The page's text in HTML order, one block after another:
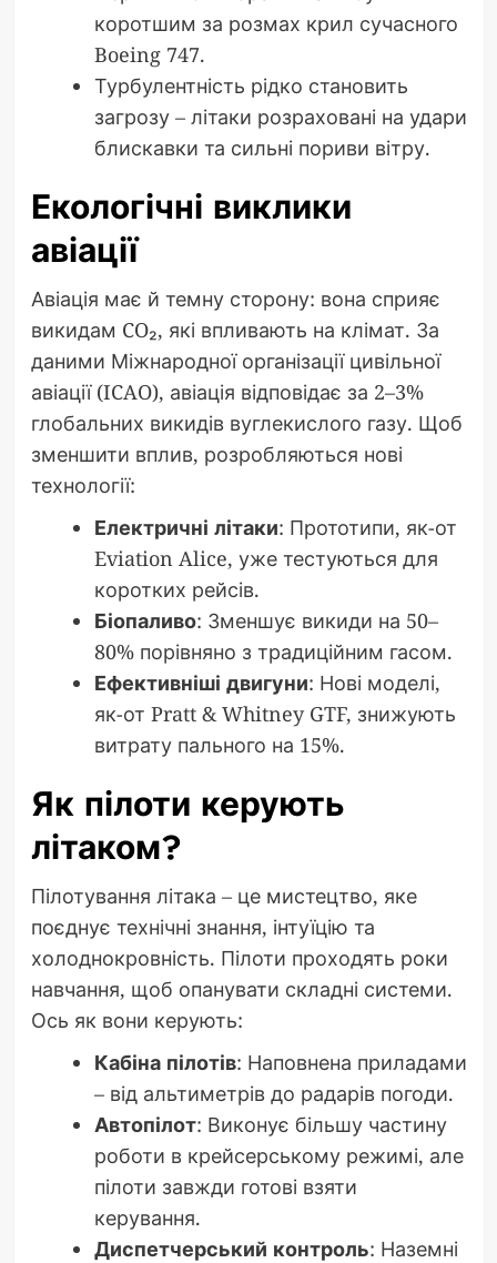
коротшим за розмах крил сучасного
Boeing 747.
Турбулентність рідко становить
загрозу – літаки розраховані на удари
блискавки та сильні пориви вітру.
Екологічні виклики
авіації
Авіація має й темну сторону: вона сприяє
викидам CO₂, які впливають на клімат. За
даними Міжнародної організації цивільної
авіації (ICAO), авіація відповідає за 2–3%
глобальних викидів вуглекислого газу. Щоб
зменшити вплив, розробляються нові
технології:
Електричні літаки: Прототипи, як-от
Eviation Alice, уже тестуються для
коротких рейсів.
Біопаливо: Зменшує викиди на 50–
80% порівняно з традиційним гасом.
Ефективніші двигуни: Нові моделі,
як-от Pratt & Whitney GTF, знижують
витрату пального на 15%.
Як пілоти керують
літаком?
Пілотування літака – це мистецтво, яке
поєднує технічні знання, інтуїцію та
холоднокровність. Пілоти проходять роки
навчання, щоб опанувати складні системи.
Ось як вони керують:
Кабіна пілотів: Наповнена приладами
– від альтиметрів до радарів погоди.
Автопілот: Виконує більшу частину
роботи в крейсерському режимі, але
пілоти завжди готові взяти
керування.
Диспетчерський контроль: Наземні